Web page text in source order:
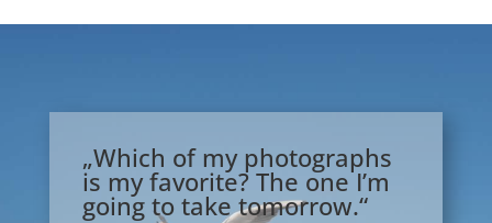
„Which of my photographs
is my favorite? The one I’m
going to take tomorrow.“